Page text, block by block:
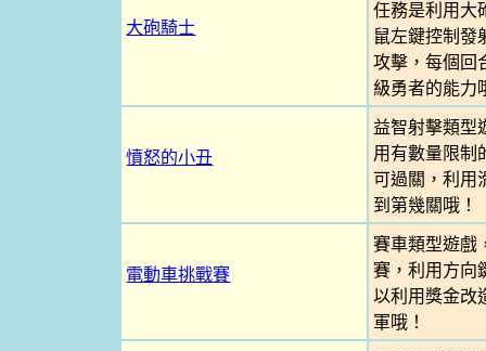
大砲騎士
任務是利用大
鼠左鍵控制發
攻擊，每個回
級勇者的能力
憤怒的小丑
益智射擊類型
用有數量限制
可過關，利用
到第幾關哦！
電動車挑戰賽
賽車類型遊戲
賽，利用方向
以利用獎金改
軍哦！